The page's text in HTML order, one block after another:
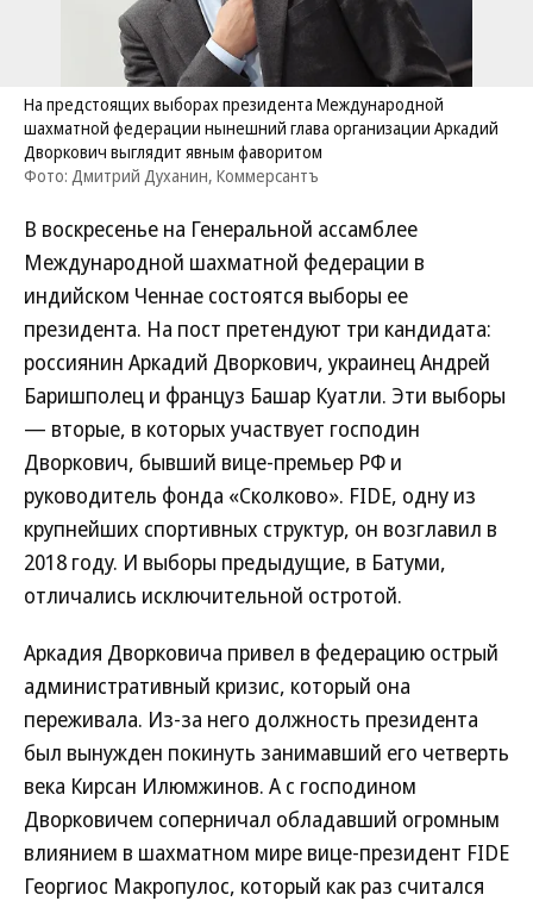
На предстоящих выборах президента Международной
шахматной федерации нынешний глава организации Аркадий
Дворкович выглядит явным фаворитом
Фото: Дмитрий Духанин, Коммерсантъ
В воскресенье на Генеральной ассамблее
Международной шахматной федерации в
индийском Ченнае состоятся выборы ее
президента. На пост претендуют три кандидата:
россиянин Аркадий Дворкович, украинец Андрей
Баришполец и француз Башар Куатли. Эти выборы
— вторые, в которых участвует господин
Дворкович, бывший вице-премьер РФ и
руководитель фонда «Сколково». FIDE, одну из
крупнейших спортивных структур, он возглавил в
2018 году. И выборы предыдущие, в Батуми,
отличались исключительной остротой.
Аркадия Дворковича привел в федерацию острый
административный кризис, который она
переживала. Из-за него должность президента
был вынужден покинуть занимавший его четверть
века Кирсан Илюмжинов. А с господином
Дворковичем соперничал обладавший огромным
влиянием в шахматном мире вице-президент FIDE
Георгиос Макропулос, который как раз считался